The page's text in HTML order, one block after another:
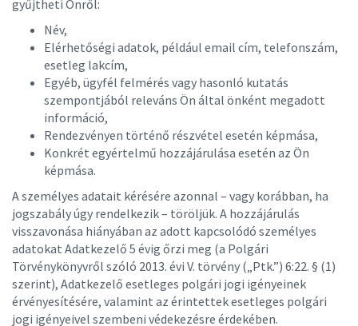
gyűjtheti Önről:
Név,
Elérhetőségi adatok, például email cím, telefonszám,
esetleg lakcím,
Egyéb, ügyfél felmérés vagy hasonló kutatás
szempontjából releváns Ön által önként megadott
információ,
Rendezvényen történő részvétel esetén képmása,
Konkrét egyértelmű hozzájárulása esetén az Ön
képmása.
A személyes adatait kérésére azonnal – vagy korábban, ha
jogszabály úgy rendelkezik – töröljük. A hozzájárulás
visszavonása hiányában az adott kapcsolódó személyes
adatokat Adatkezelő 5 évig őrzi meg (a Polgári
Törvénykönyvről szóló 2013. évi V. törvény („Ptk.”) 6:22. § (1)
szerint), Adatkezelő esetleges polgári jogi igényeinek
érvényesítésére, valamint az érintettek esetleges polgári
jogi igényeivel szembeni védekezésre érdekében.